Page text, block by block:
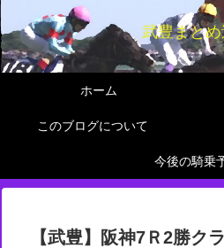
武豊まと
ホーム
このブログについて
今後の騎乗
【武豊】阪神7Ｒ2勝